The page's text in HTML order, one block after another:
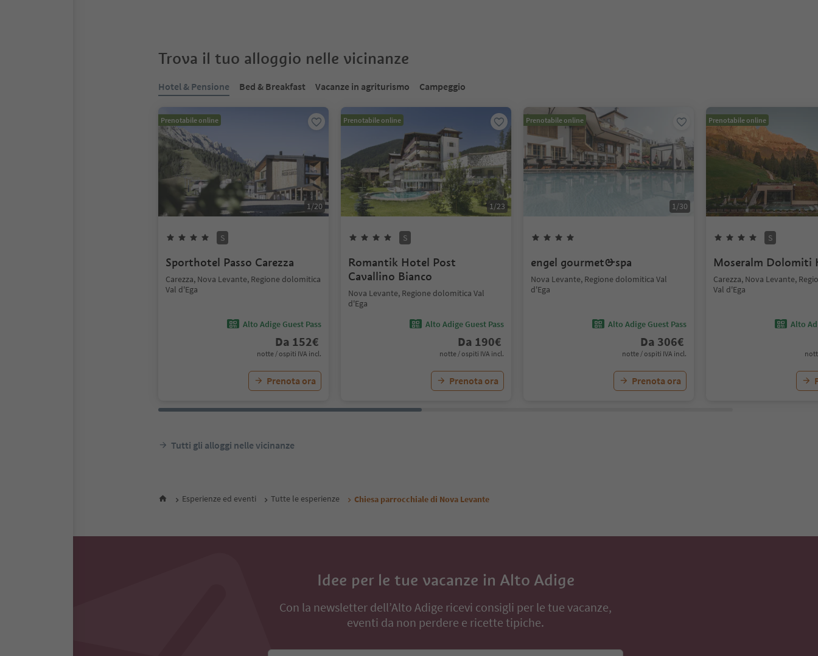
Trova il tuo alloggio nelle vicinanze
Hotel & Pensione Bed & Breakfast Vacanze in agriturismo Campeggio
Prenotabile online
1/20
S
Sporthotel Passo Carezza
Carezza, Nova Levante, Regione dolomitica
Val d'Ega
Alto Adige Guest Pass
Da 152€
notte / ospiti IVA incl.
Prenota ora
Prenotabile online
1/23
S
Romantik Hotel Post
Cavallino Bianco
Nova Levante, Regione dolomitica Val
d'Ega
Alto Adige Guest Pass
Da 190€
notte / ospiti IVA incl.
Prenota ora
Prenotabile online
1/30
engel gourmet&spa
Nova Levante, Regione dolomitica Val
d'Ega
Alto Adige Guest Pass
Da 306€
notte / ospiti IVA incl.
Prenota ora
Prenotabile online
S
Moseralm Dolomiti
Carezza, Nova Levante,
Val d'Ega
Alto
Tutti gli alloggi nelle vicinanze
Esperienze ed eventi Tutte le esperienze Chiesa parrocchiale di Nova Levante
Idee per le tue vacanze in Alto Adige
Con la newsletter dell’Alto Adige ricevi consigli per le tue vacanze,
eventi da non perdere e ricette tipiche.